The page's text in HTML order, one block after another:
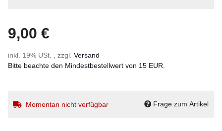
9,00 €
inkl. 19% USt. , zzgl. Versand
Bitte beachte den Mindestbestellwert von 15 EUR.
Momentan nicht verfügbar Frage zum Artikel